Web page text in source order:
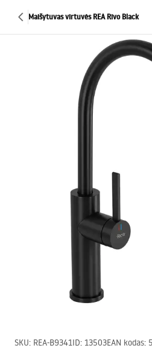
Maišytuvas virtuvės REA Rivo Black
SKU: REA-B9341ID: 13503EAN kodas: